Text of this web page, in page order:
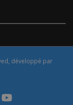
développé par